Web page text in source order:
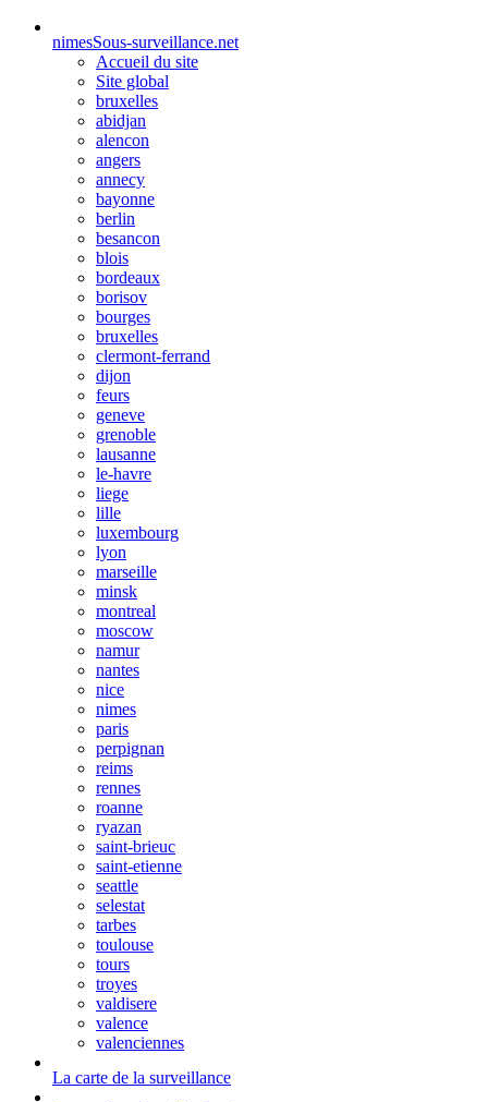
nimesSous-surveillance.net
Accueil du site
Site global
bruxelles
abidjan
alencon
angers
annecy
bayonne
berlin
besancon
blois
bordeaux
borisov
bourges
bruxelles
clermont-ferrand
dijon
feurs
geneve
grenoble
lausanne
le-havre
liege
lille
luxembourg
lyon
marseille
minsk
montreal
moscow
namur
nantes
nice
nimes
paris
perpignan
reims
rennes
roanne
ryazan
saint-brieuc
saint-etienne
seattle
selestat
tarbes
toulouse
tours
troyes
valdisere
valence
valenciennes
La carte de la surveillance